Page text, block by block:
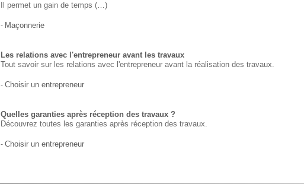
Il permet un gain de temps (…)
- Maçonnerie
Les relations avec l'entrepreneur avant les travaux
Tout savoir sur les relations avec l'entrepreneur avant la réalisation des travaux.
- Choisir un entrepreneur
Quelles garanties après réception des travaux ?
Découvrez toutes les garanties après réception des travaux.
- Choisir un entrepreneur